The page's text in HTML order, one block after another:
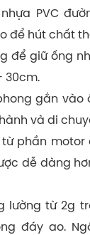
PVC
để hút chất
để giữ ống
30cm.
gắn
và di
từ phần
dễ dàng
lường từ 2g
đáy ao.